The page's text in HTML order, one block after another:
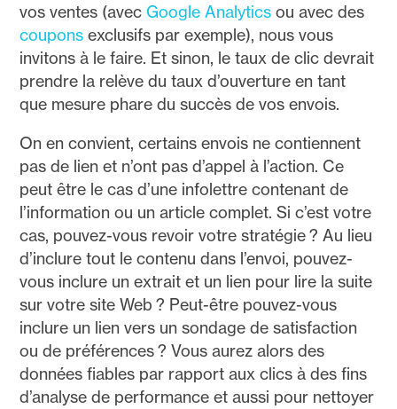
vos ventes (avec Google Analytics ou avec des
coupons exclusifs par exemple), nous vous
invitons à le faire. Et sinon, le taux de clic devrait
prendre la relève du taux d’ouverture en tant
que mesure phare du succès de vos envois.
On en convient, certains envois ne contiennent
pas de lien et n’ont pas d’appel à l’action. Ce
peut être le cas d’une infolettre contenant de
l’information ou un article complet. Si c’est votre
cas, pouvez-vous revoir votre stratégie ? Au lieu
d’inclure tout le contenu dans l’envoi, pouvez-
vous inclure un extrait et un lien pour lire la suite
sur votre site Web ? Peut-être pouvez-vous
inclure un lien vers un sondage de satisfaction
ou de préférences ? Vous aurez alors des
données fiables par rapport aux clics à des fins
d’analyse de performance et aussi pour nettoyer